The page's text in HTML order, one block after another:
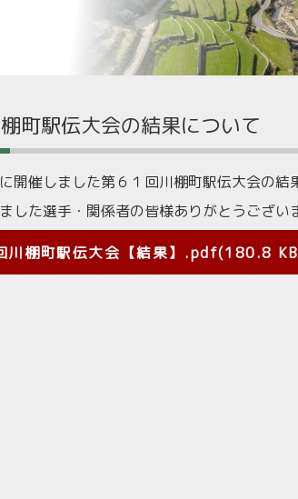
町駅伝大会の結果について
開催しました第６１回川棚町駅伝大会の結
した選手・関係者の皆様ありがとうござい
川棚町駅伝大会【結果】.pdf(180.8